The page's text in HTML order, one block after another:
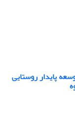
پایدار روستایی